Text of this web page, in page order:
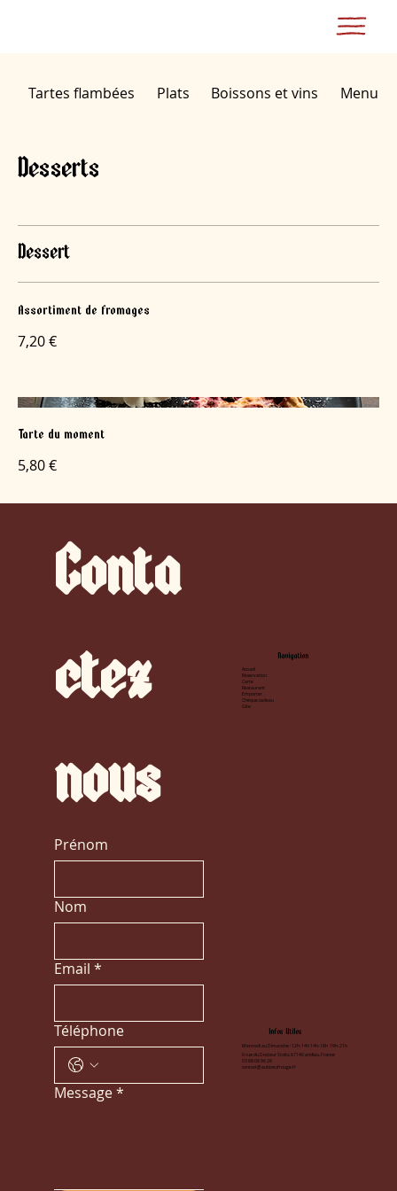
Tartes flambées Plats Boissons et vins Menu
Desserts
Dessert
Assortiment de fromages
7,20 €
Tarte du moment
5,80 €
Conta
ctez
nous
Prénom
Nom
Email *
Téléphone
Message*
Navigation
Accueil
Réservation
Carte
Restaurant
Emporter
Chèque cadeau
Gîte
Infos Utiles
Mercredi au Dimanche : 12h-14h 14h-18h 19h-21h
6 rue du Docteur Stoltz, 67140 andlau, France
03 88 08 96 26
contact@auboeufrouge.fr